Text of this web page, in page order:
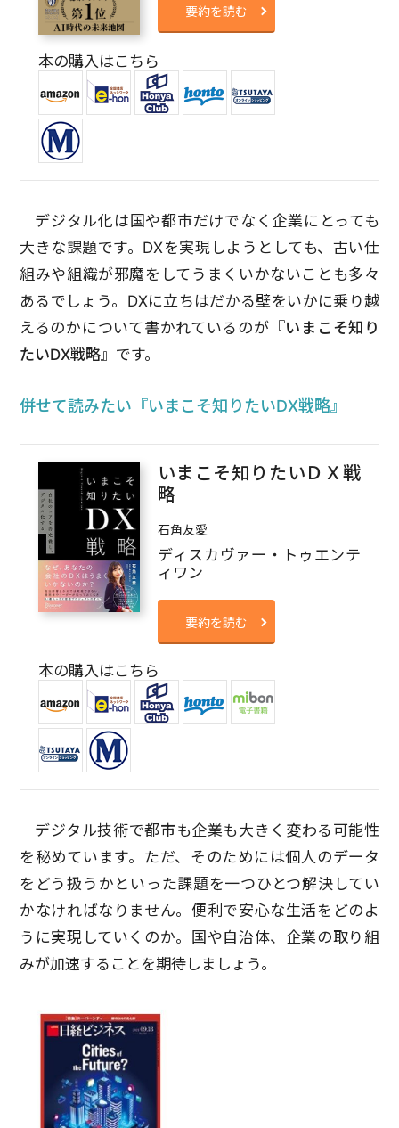
要約を読む
本の購入はこちら
デジタル化は国や都市だけでなく企業にとっても
大きな課題です。DXを実現しようとしても、古い仕
組みや組織が邪魔をしてうまくいかないことも多々
あるでしょう。DXに立ちはだかる壁をいかに乗り越
えるのかについて書かれているのが 『いまこそ知り
たいDX戦略』 です。
併せて読みたい『いまこそ知りたいDX戦略』
いまこそ知りたいＤＸ戦
略
石角友愛
ディスカヴァー・トゥエンテ
ィワン
要約を読む
本の購入はこちら
デジタル技術で都市も企業も大きく変わる可能性
を秘めています。ただ、そのためには個人のデータ
をどう扱うかといった課題を一つひとつ解決してい
かなければなりません。便利で安心な生活をどのよ
うに実現していくのか。国や自治体、企業の取り組
みが加速することを期待しましょう。